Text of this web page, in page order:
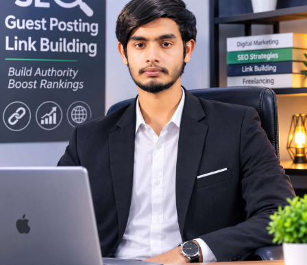
Lời khuyên ngắn gọn cho nhà đầu tư nhỏ lẻ: Theo dõi sát biến
động thanh khoản trên các sàn lớn trong 24-48 giờ tới. Không
nên FOMO hoặc hoảng loạn bán tháo khi thấy lệnh chuyển lớn.
Hãy đặt lệnh dừng lỗ hợp lý và chờ xác nhận xu hướng rõ ràng
trước khi vào lệnh mới.
#10btc #650kusd #chotloinganhan
#tichluydaihan
#btcmempool